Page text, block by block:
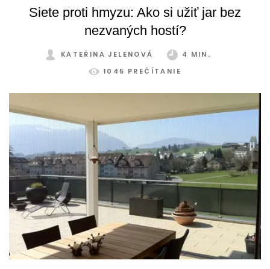
pohodlne a bez obmedzení po celý rok.
Siete proti hmyzu: Ako si užiť jar bez
nezvaných hostí?
KATEŘINA JELENOVÁ
4 MIN.
1045 PREČÍTANIE